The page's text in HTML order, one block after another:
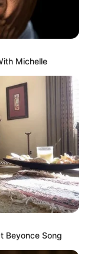
Michelle
Beyonce Song